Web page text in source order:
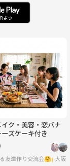
土
8/22
木
9/3
金
9/4
ク・美容・恋バナ
ズケーキ付き
る友達作り交流会 大阪